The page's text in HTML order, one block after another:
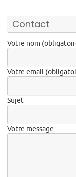
Contact
Votre nom
Votre email
Sujet
Votre message